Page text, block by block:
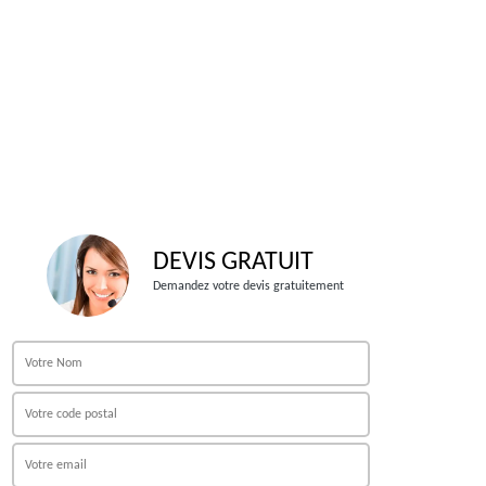
DEVIS GRATUIT
Demandez votre devis gratuitement